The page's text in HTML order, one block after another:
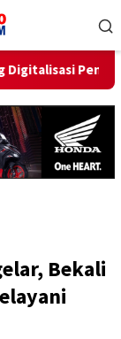
Negeri 1 Palu
Bekali